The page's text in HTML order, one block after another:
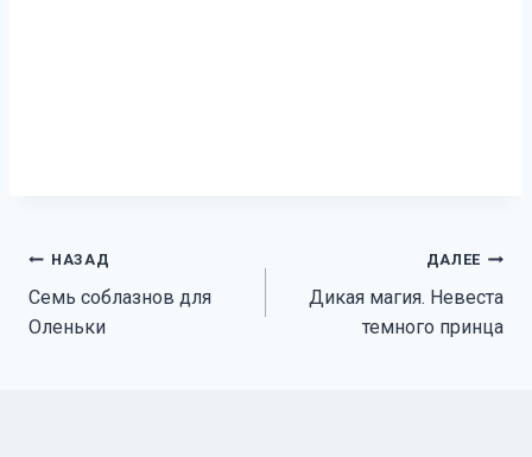
Навигация
по
НАЗАД
Семь соблазнов для
Оленьки
ДАЛЕЕ
Дикая магия. Невеста
темного принца